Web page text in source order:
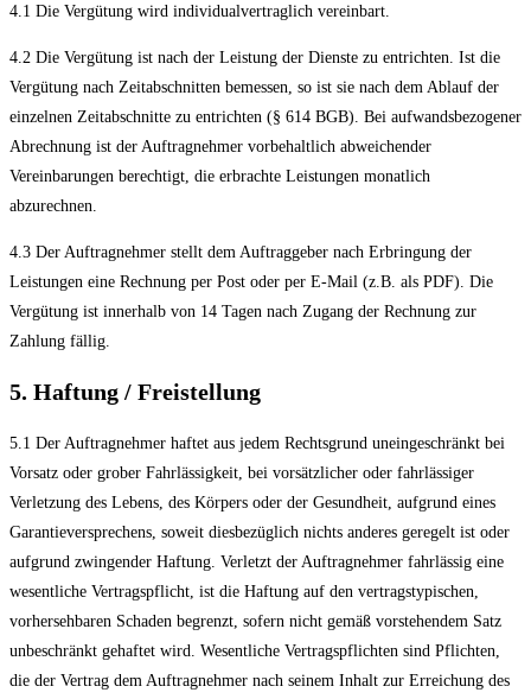
4.1 Die Vergütung wird individualvertraglich vereinbart.
4.2 Die Vergütung ist nach der Leistung der Dienste zu entrichten. Ist die
Vergütung nach Zeitabschnitten bemessen, so ist sie nach dem Ablauf der
einzelnen Zeitabschnitte zu entrichten (§ 614 BGB). Bei aufwandsbezogener
Abrechnung ist der Auftragnehmer vorbehaltlich abweichender
Vereinbarungen berechtigt, die erbrachte Leistungen monatlich
abzurechnen.
4.3 Der Auftragnehmer stellt dem Auftraggeber nach Erbringung der
Leistungen eine Rechnung per Post oder per E-Mail (z.B. als PDF). Die
Vergütung ist innerhalb von 14 Tagen nach Zugang der Rechnung zur
Zahlung fällig.
5. Haftung / Freistellung
5.1 Der Auftragnehmer haftet aus jedem Rechtsgrund uneingeschränkt bei
Vorsatz oder grober Fahrlässigkeit, bei vorsätzlicher oder fahrlässiger
Verletzung des Lebens, des Körpers oder der Gesundheit, aufgrund eines
Garantieversprechens, soweit diesbezüglich nichts anderes geregelt ist oder
aufgrund zwingender Haftung. Verletzt der Auftragnehmer fahrlässig eine
wesentliche Vertragspflicht, ist die Haftung auf den vertragstypischen,
vorhersehbaren Schaden begrenzt, sofern nicht gemäß vorstehendem Satz
unbeschränkt gehaftet wird. Wesentliche Vertragspflichten sind Pflichten,
die der Vertrag dem Auftragnehmer nach seinem Inhalt zur Erreichung des